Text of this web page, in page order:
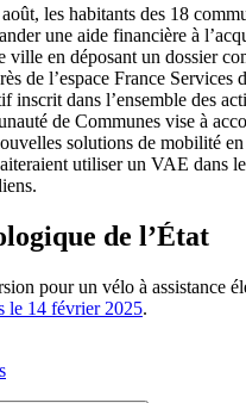
les habitants des 18
une aide financière à
ville en déposant un dossier
de l’espace France Services
inscrit dans l’ensemble des
de Communes vise à
solutions de mobilité
utiliser un VAE dans
de l’État
pour un vélo à assistance
le 14 février 2025.